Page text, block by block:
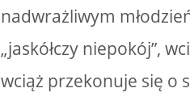
nadwrażliwym
„jaskółczy niepokój”,
wciąż przekonuje się o